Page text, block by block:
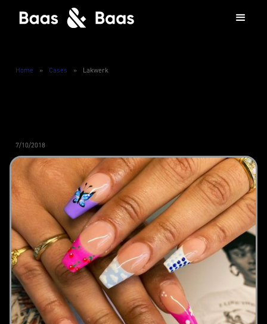
Home » Cases » Lakwerk
7/10/2018